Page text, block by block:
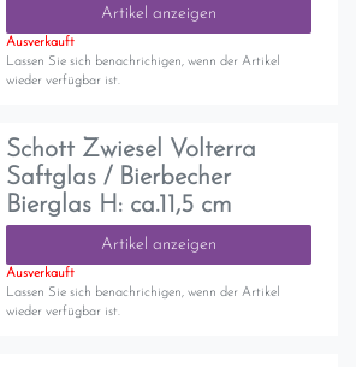
Artikel anzeigen
Ausverkauft
Lassen Sie sich benachrichigen, wenn der Artikel
wieder verfügbar ist.
Schott Zwiesel Volterra
Saftglas / Bierbecher
Bierglas H: ca.11,5 cm
Artikel anzeigen
Ausverkauft
Lassen Sie sich benachrichigen, wenn der Artikel
wieder verfügbar ist.